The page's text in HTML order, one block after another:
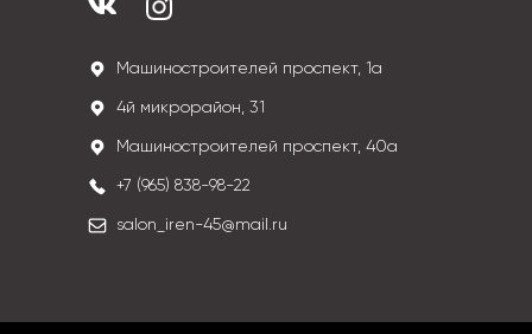
Машиностроителей проспект, 1а
4й микрорайон, 31
Машиностроителей проспект, 40а
+7 (965) 838-98-22
salon_iren-45@mail.ru